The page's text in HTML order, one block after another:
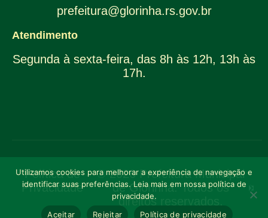
prefeitura@glorinha.rs.gov.br
Atendimento
Segunda à sexta-feira, das 8h às 12h, 13h às
17h.
Política de
Privacidade
© 2026 Prefeitura Municipal
de Glorinha. Todos os
direitos reservados.
Utilizamos cookies para melhorar a experiência de navegação e
identificar suas preferências. Leia mais em nossa política de
privacidade.
Aceitar
Rejeitar Política de privacidade